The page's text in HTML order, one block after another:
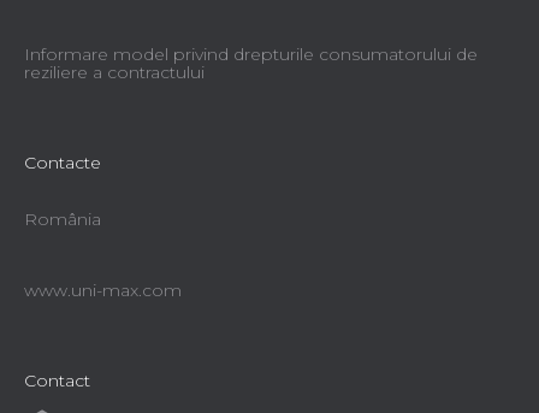
Informare model privind drepturile consumatorului de
reziliere a contractului
Contacte
România
www.uni-max.com
Contact